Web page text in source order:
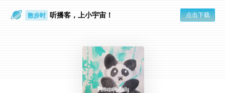
散步时 听播客，上小宇宙！ 点击下载